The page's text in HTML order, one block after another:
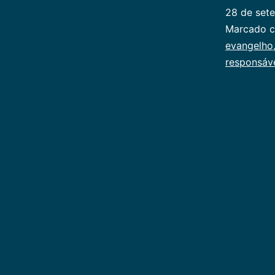
28 de
como
Marcado
evangelho,